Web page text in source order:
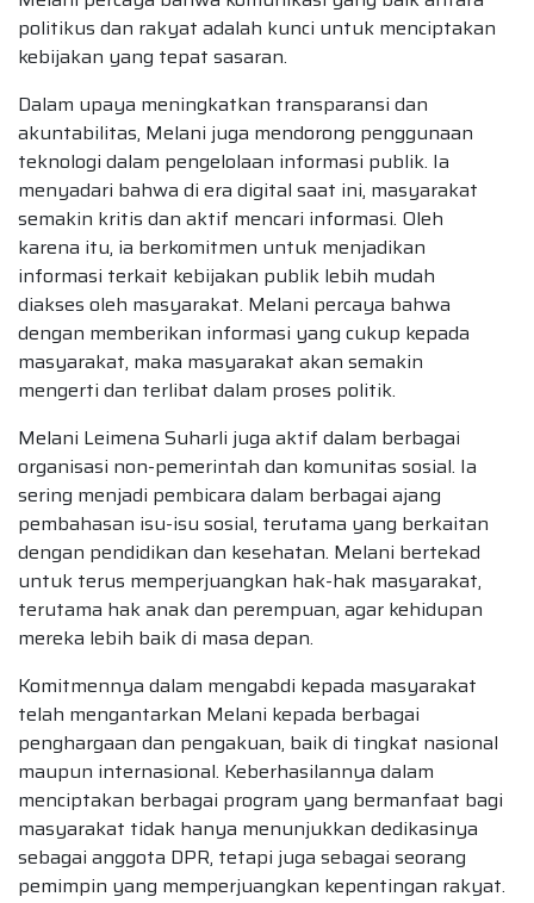
politikus dan rakyat adalah kunci untuk menciptakan
kebijakan yang tepat sasaran.
Dalam upaya meningkatkan transparansi dan
akuntabilitas, Melani juga mendorong penggunaan
teknologi dalam pengelolaan informasi publik. Ia
menyadari bahwa di era digital saat ini, masyarakat
semakin kritis dan aktif mencari informasi. Oleh
karena itu, ia berkomitmen untuk menjadikan
informasi terkait kebijakan publik lebih mudah
diakses oleh masyarakat. Melani percaya bahwa
dengan memberikan informasi yang cukup kepada
masyarakat, maka masyarakat akan semakin
mengerti dan terlibat dalam proses politik.
Melani Leimena Suharli juga aktif dalam berbagai
organisasi non-pemerintah dan komunitas sosial. Ia
sering menjadi pembicara dalam berbagai ajang
pembahasan isu-isu sosial, terutama yang berkaitan
dengan pendidikan dan kesehatan. Melani bertekad
untuk terus memperjuangkan hak-hak masyarakat,
terutama hak anak dan perempuan, agar kehidupan
mereka lebih baik di masa depan.
Komitmennya dalam mengabdi kepada masyarakat
telah mengantarkan Melani kepada berbagai
penghargaan dan pengakuan, baik di tingkat nasional
maupun internasional. Keberhasilannya dalam
menciptakan berbagai program yang bermanfaat bagi
masyarakat tidak hanya menunjukkan dedikasinya
sebagai anggota DPR, tetapi juga sebagai seorang
pemimpin yang memperjuangkan kepentingan rakyat.